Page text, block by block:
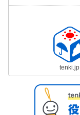
tenki.jp